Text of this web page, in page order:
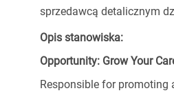
sprzedawcą detalicznym
Opis stanowiska:
Opportunity: Grow Your
Responsible for promoting